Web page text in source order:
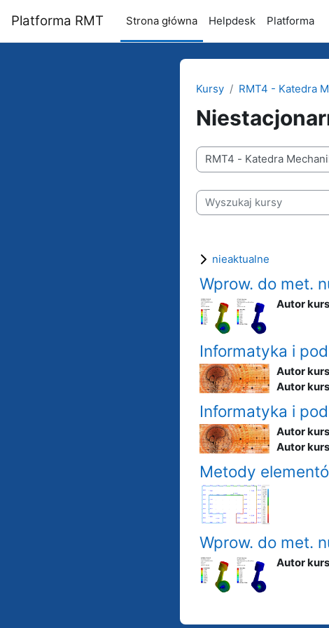
Platforma RMT Strona główna Helpdesk Platforma
Kursy RMT4 - Katedra
Kategorie kursów
Wyszukaj kursy
nieaktualne
Wprow. do met.
Autor
Informatyka i
Autor
Autor
Informatyka i
Autor
Autor
Metody
Wprow. do met.
Autor